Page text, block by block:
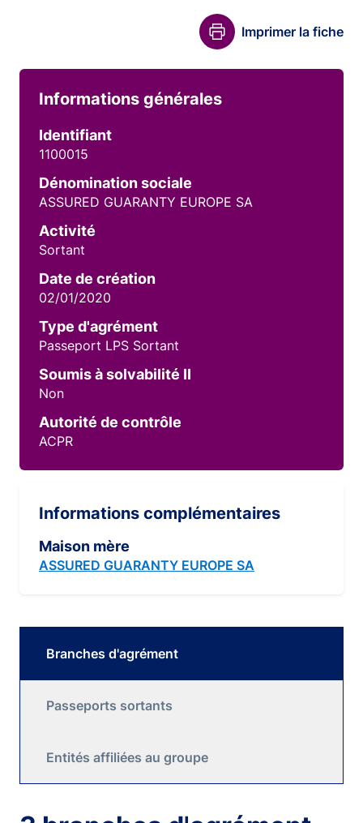
Imprimer la fiche
Informations générales
Identifiant
1100015
Dénomination sociale
ASSURED GUARANTY EUROPE SA
Activité
Sortant
Date de création
02/01/2020
Type d'agrément
Passeport LPS Sortant
Soumis à solvabilité II
Non
Autorité de contrôle
ACPR
Informations complémentaires
Maison mère
ASSURED GUARANTY EUROPE SA
Branches d'agrément
Passeports sortants
Entités affiliées au groupe